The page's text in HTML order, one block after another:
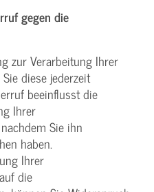
gegen die
zur Verarbeitung Ihrer
diese jederzeit
beeinflusst die
Ihrer
Sie ihn
haben.
Ihrer
die